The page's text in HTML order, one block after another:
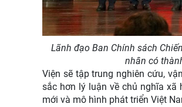
Lãnh đạo Ban Chính sách
nhân có
Viện sẽ tập trung nghiên cứu,
sắc hơn lý luận về chủ nghĩa
mới và mô hình phát triển Việt